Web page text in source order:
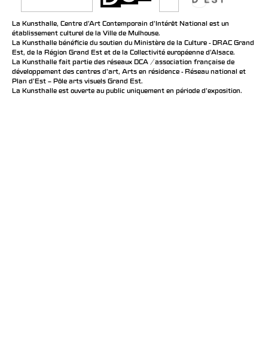
La Kunsthalle, Centre d’Art Contemporain d’Intérêt National est un
établissement culturel de la Ville de Mulhouse.
La Kunsthalle bénéficie du soutien du Ministère de la Culture - DRAC Grand
Est, de la Région Grand Est et de la Collectivité européenne d’Alsace.
La Kunsthalle fait partie des réseaux DCA / association française de
développement des centres d'art, Arts en résidence - Réseau national et
Plan d’Est – Pôle arts visuels Grand Est.
La Kunsthalle est ouverte au public uniquement en période d'exposition.